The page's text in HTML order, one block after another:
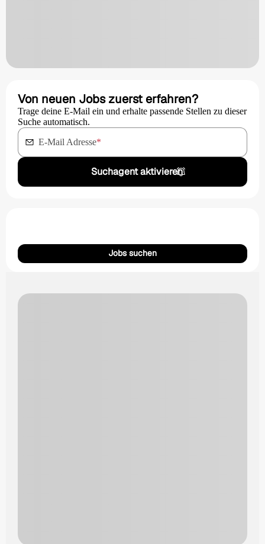
Von neuen Jobs zuerst erfahren?
Trage deine E-Mail ein und erhalte passende Stellen zu dieser
Suche automatisch.
E-Mail Adresse*
Suchagent aktivieren
Jobs suchen